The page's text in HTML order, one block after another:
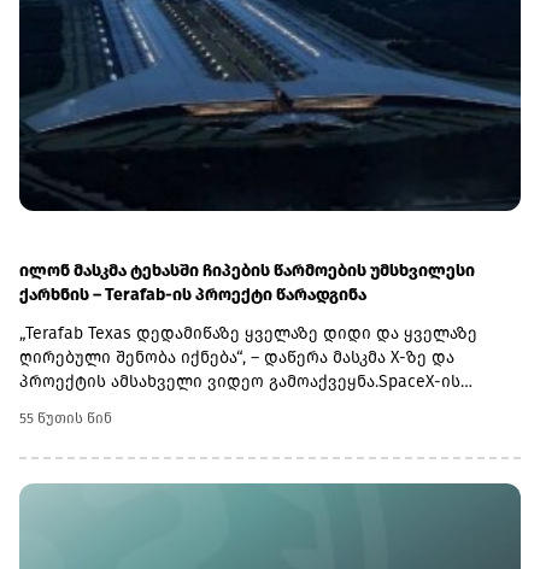
მათ შორის ნოვოროსიისკის მიმართულებით, სადაც
კასპიის მილსადენის კონსორციუმის ტერმინალი
მდებარეობს. სწორედ ამ მილსადენით ხორციელდება
ყაზახური ნავთობის დიდი ნაწილის ექსპორტი
საერთაშორისო ბაზრებზე.
ილონ მასკმა ტეხასში ჩიპების წარმოების უმსხვილესი
ქარხნის – Terafab-ის პროექტი წარადგინა
„Terafab Texas დედამიწაზე ყველაზე დიდი და ყველაზე
ღირებული შენობა იქნება“, – დაწერა მასკმა X-ზე და
პროექტის ამსახველი ვიდეო გამოაქვეყნა.SpaceX-ის
ქარხნის ფართობი დაახლოებით 9.3 მილიონ კვადრატულ
მეტრს შეადგენს, რაც Terafab-ს მსოფლიოში ჩიპების
წარმოების უდიდეს ქარხანად აქცევს.კომპანიის
55 წუთის წინ